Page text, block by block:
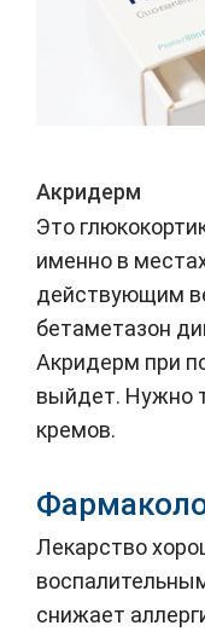
Акридерм
Это
именно в
действующим
бетаметазон
Акридерм при
выйдет. Нужно
кремов.
Лекарство
снижает